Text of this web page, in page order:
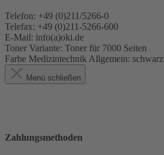
Telefon: +49 (0)211/5266-0
Telefax: +49 (0)211-5266-600
E-Mail: info(a)oki.de
Toner Variante: Toner für 7000 Seiten
Farbe Medizintechnik Allgemein: schwarz
Menü schließen
Zahlungsmethoden